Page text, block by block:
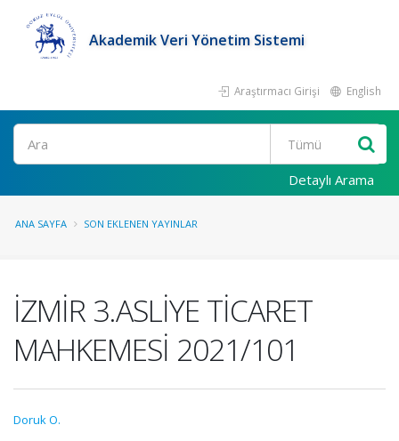
Akademik Veri Yönetim Sistemi
Araştırmacı Girişi English
Ara
Detaylı Arama
ANA SAYFA SON EKLENEN YAYINLAR
İZMİR 3.ASLİYE TİCARET
MAHKEMESİ 2021/101
Doruk O.